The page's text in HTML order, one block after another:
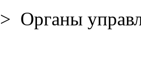
> Органы